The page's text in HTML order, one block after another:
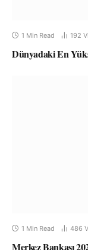
1 Min Read 192
Dünyadaki En
1 Min Read 486
Merkez Bankası